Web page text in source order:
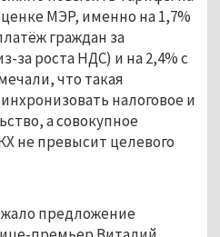
МЭР, именно на 1,7%
граждан за
за роста НДС) и на 2,4% с
что такая
налоговое и
а совокупное
не превысит целевого
предложение